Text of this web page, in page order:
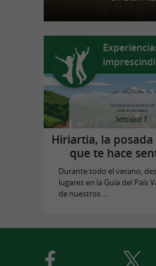
Hiriartia, la
que te hace
Durante todo el verano,
lugares en la Guía del País
de nuestros ...